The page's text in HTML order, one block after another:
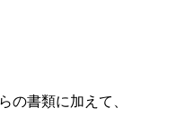
の書類に加えて、